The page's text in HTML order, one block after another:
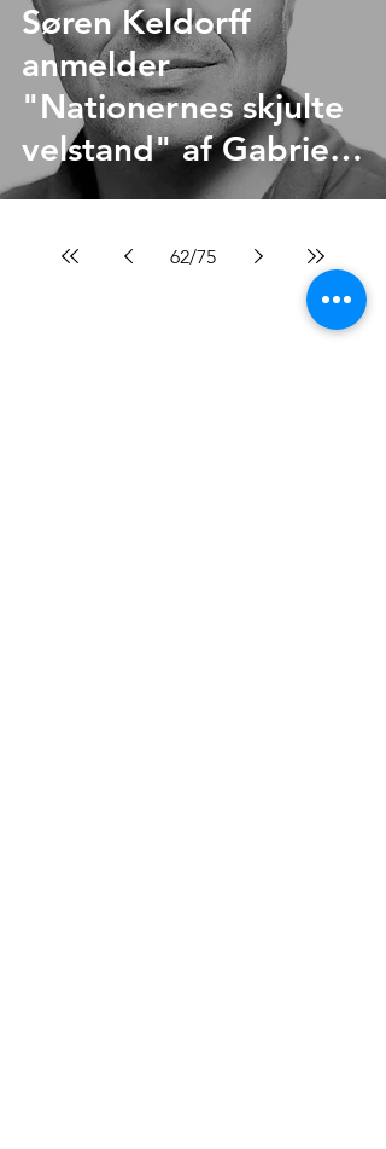
Søren Keldorff
anmelder
"Nationernes skjulte
velstand" af Gabriel
Zucman
62/75